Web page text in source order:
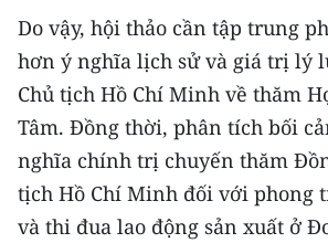
Media Pháp luật
Media Du lịch
Media Thế giới
Media Thể thao
Media Giáo dục
Do vậy, hội thảo cần tập trung
hơn ý nghĩa lịch sử và giá trị lý
Chủ tịch Hồ Chí Minh về thăm
Tâm. Đồng thời, phân tích bối
nghĩa chính trị chuyến thăm
tịch Hồ Chí Minh đối với phong
và thi đua lao động sản xuất ở